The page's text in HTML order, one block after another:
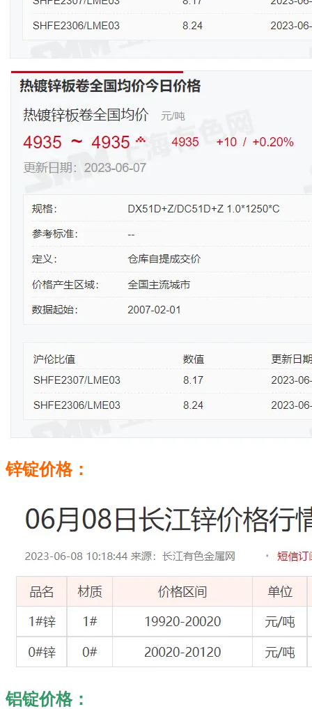
锌锭价格：
铝锭价格：